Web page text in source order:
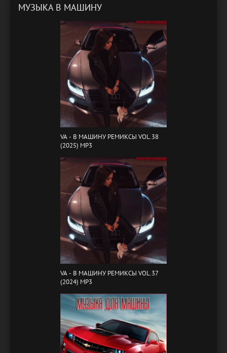
МУЗЫКА В МАШИНУ
VA - B МАШИНУ РЕМИКСЫ VOL.38
(2025) MP3
VA - B МАШИНУ РЕМИКСЫ VOL.37
(2024) MP3